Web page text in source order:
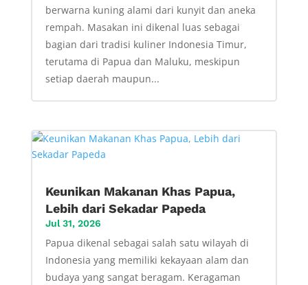
berwarna kuning alami dari kunyit dan aneka
rempah. Masakan ini dikenal luas sebagai
bagian dari tradisi kuliner Indonesia Timur,
terutama di Papua dan Maluku, meskipun
setiap daerah maupun...
Keunikan Makanan Khas Papua,
Lebih dari Sekadar Papeda
Jul 31, 2026
Papua dikenal sebagai salah satu wilayah di
Indonesia yang memiliki kekayaan alam dan
budaya yang sangat beragam. Keragaman